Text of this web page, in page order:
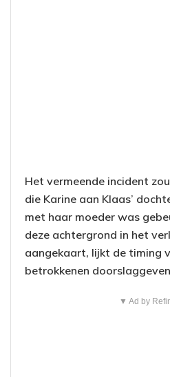
Het vermeende incident
die Karine aan Klaas’
met haar moeder was
deze achtergrond in het
aangekaart, lijkt de timing
betrokkenen
▼ Ad by